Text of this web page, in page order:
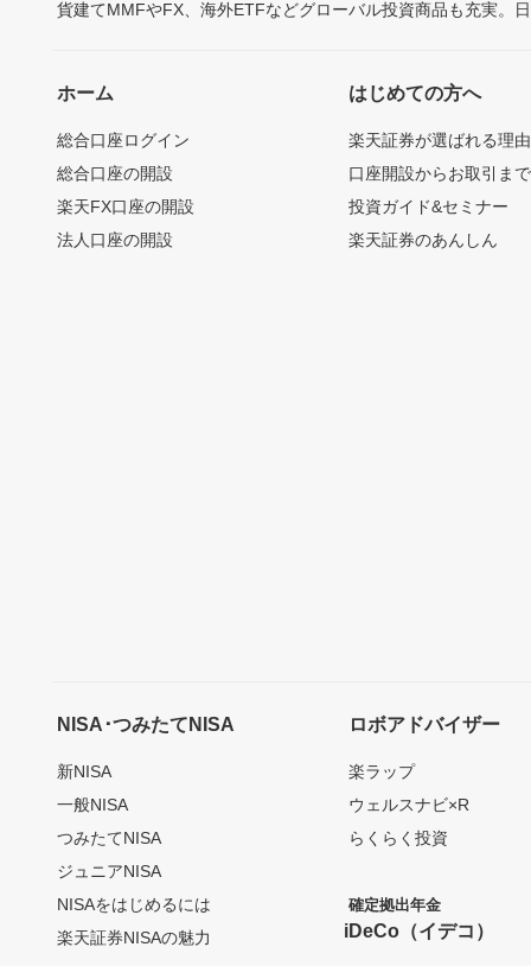
貨建てMMFやFX、海外ETFなどグローバル投資商品も充実。
ホーム
総合口座ログイン
総合口座の開設
楽天FX口座の開設
法人口座の開設
はじめての方へ
楽天証券が選ばれる理由
口座開設からお取引ま
投資ガイド&セミナー
楽天証券のあんしん
NISA･つみたてNISA
新NISA
一般NISA
つみたてNISA
ジュニアNISA
NISAをはじめるには
楽天証券NISAの魅力
ロボアドバイザー
楽ラップ
ウェルスナビ×R
らくらく投資
確定拠出年金
iDeCo（イデコ）